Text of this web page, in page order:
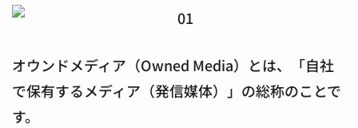
オウンドメディア（Owned Media）とは、「自社
で保有するメディア（発信媒体）」の総称のことで
す。